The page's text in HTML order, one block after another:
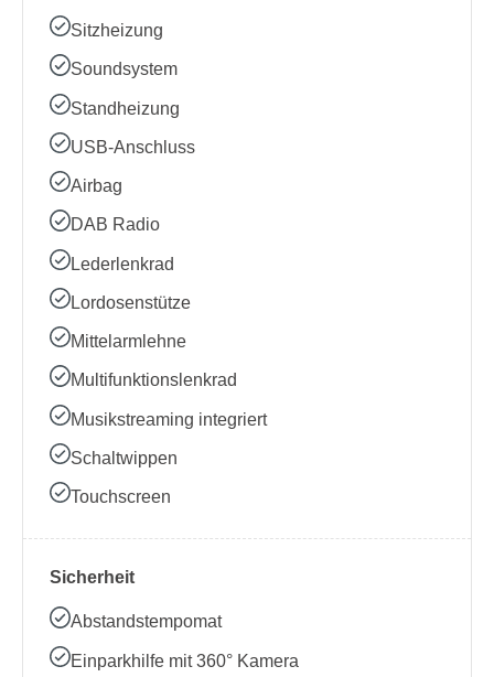
Sitzheizung
Soundsystem
Standheizung
USB-Anschluss
Airbag
DAB Radio
Lederlenkrad
Lordosenstütze
Mittelarmlehne
Multifunktionslenkrad
Musikstreaming integriert
Schaltwippen
Touchscreen
Sicherheit
Abstandstempomat
Einparkhilfe mit 360° Kamera